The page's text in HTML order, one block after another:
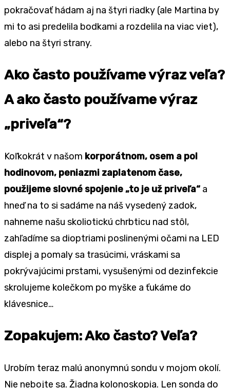
pokračovať hádam aj na štyri riadky (ale Martina by
mi to asi predelila bodkami a rozdelila na viac viet),
alebo na štyri strany.
Ako často používame výraz veľa?
A ako často používame výraz
„priveľa“?
Koľkokrát v našom korporátnom, osem a pol
hodinovom, peniazmi zaplatenom čase,
použijeme slovné spojenie „to je už priveľa“ a
hneď na to si sadáme na náš vysedený zadok,
nahneme našu skoliotickú chrbticu nad stôl,
zahľadíme sa dioptriami poslinenými očami na LED
displej a pomaly sa trasúcimi, vráskami sa
pokrývajúcimi prstami, vysušenými od dezinfekcie
skrolujeme kolečkom po myške a ťukáme do
klávesnice…
Zopakujem: Ako často? Veľa?
Urobím teraz malú anonymnú sondu v mojom okolí.
Nie nebojte sa. Žiadna kolonoskopia. Len sonda do